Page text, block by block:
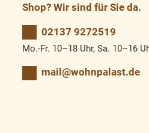
Shop? Wir sind für Sie da.
02137 9272519
Mo.-Fr. 10–18 Uhr, Sa. 10–16
mail@wohnpalast.de